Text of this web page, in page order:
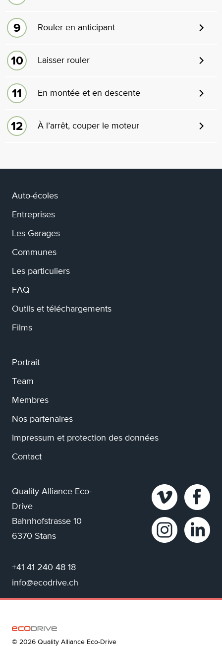
Rouler en anticipant
Laisser rouler
En montée et en descente
À l’arrêt, couper le moteur
Auto-écoles
Entreprises
Les Garages
Communes
Les particuliers
FAQ
Outils et téléchargements
Films
Portrait
Team
Membres
Nos partenaires
Impressum et protection des données
Contact
Quality Alliance Eco-
Drive
Bahnhofstrasse 10
6370 Stans
+41 41 240 48 18
info@ecodrive.ch
© 2026 Quality Alliance Eco-Drive